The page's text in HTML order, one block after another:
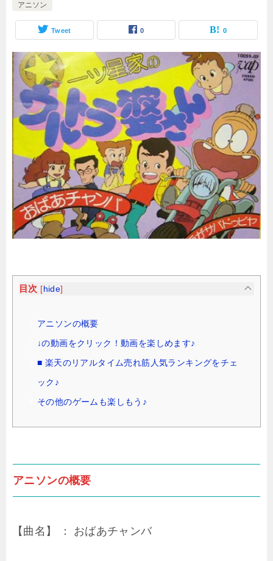
アニソン
Tweet 0 0
目次 [ hide]
アニソンの概要
↓の動画をクリック！動画を楽しめます♪
■ 楽天のリアルタイム売れ筋人気ランキングをチェ
ック♪
その他のゲームも楽しもう♪
アニソンの概要
【曲名】 ： おばあチャンバ